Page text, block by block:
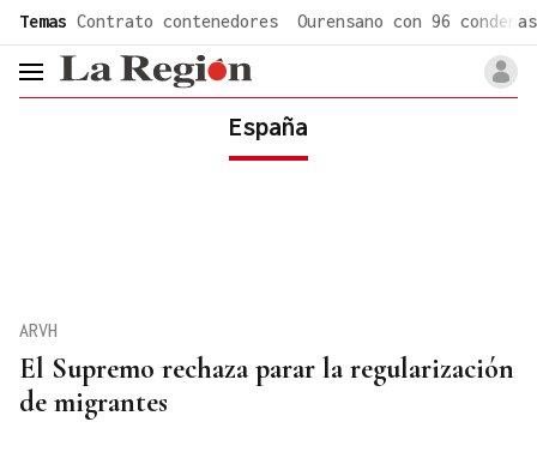
Temas Contrato contenedores Ourensano con 96 condenas
header.menu.open
España
El Supremo rechaza parar la regularización
de migrantes
ARVH